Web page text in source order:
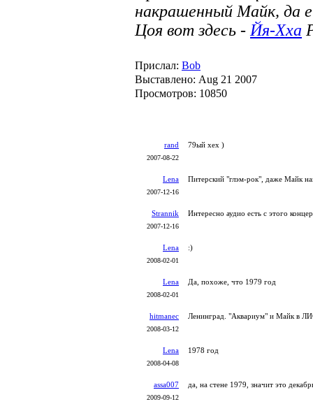
накрашенный Майк, да
Цоя вот здесь - Йя-Хха
Прислал: Bob
Выставлено: Aug 21 2007
Просмотров: 10850
rand
2007-08-22
79ый хех )
Lena
2007-12-16
Питерский "глэм-рок", даже Майк
Strannik
2007-12-16
Интересно аудио есть с этого
Lena
2008-02-01
:)
Lena
2008-02-01
Да, похоже, что 1979 год
hitmanec
2008-03-12
Ленинград. "Аквариум" и Майк в
Lena
2008-04-08
1978 год
assa007
2009-09-12
да, на стене 1979, значит это